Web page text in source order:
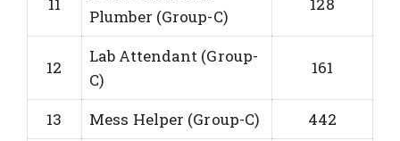
Plumber (Group-C)
12
Lab Attendant (Group-
C)
161
13 Mess Helper (Group-C) 442